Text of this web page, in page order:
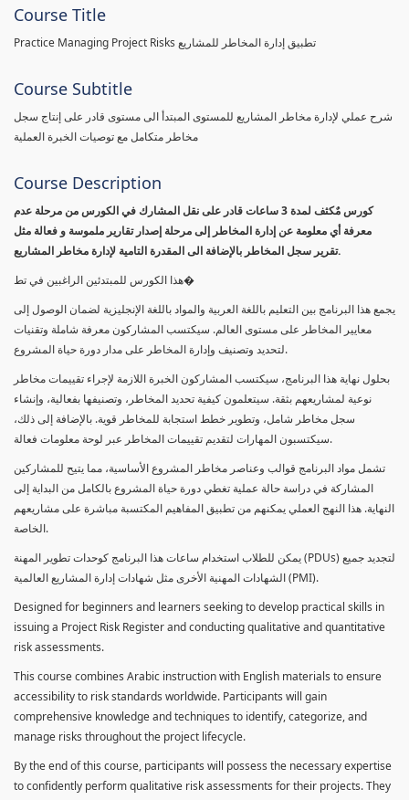
Course Title
Practice Managing Project Risks تطبيق إدارة المخاطر للمشاريع
Course Subtitle
شرح عملي لإدارة مخاطر المشاريع للمستوى المبتدأ الى مستوى قادر على إنتاج سجل
مخاطر متكامل مع توصيات الخبرة العملية
Course Description
كورس مٌكثف لمدة 3 ساعات قادر على نقل المشارك في الكورس من مرحلة عدم
معرفة أي معلومة عن إدارة المخاطر إلى مرحلة إصدار تقارير ملموسة و فعالة مثل
تقرير سجل المخاطر بالإضافة الى المقدرة التامية لإدارة مخاطر المشاريع.
هذا الكورس للمبتدئين الراغبين في تط�
يجمع هذا البرنامج بين التعليم باللغة العربية والمواد باللغة الإنجليزية لضمان الوصول إلى
معايير المخاطر على مستوى العالم. سيكتسب المشاركون معرفة شاملة وتقنيات
لتحديد وتصنيف وإدارة المخاطر على مدار دورة حياة المشروع.
بحلول نهاية هذا البرنامج، سيكتسب المشاركون الخبرة اللازمة لإجراء تقييمات مخاطر
نوعية لمشاريعهم بثقة. سيتعلمون كيفية تحديد المخاطر، وتصنيفها بفعالية، وإنشاء
سجل مخاطر شامل، وتطوير خطط استجابة للمخاطر قوية. بالإضافة إلى ذلك،
سيكتسبون المهارات لتقديم تقييمات المخاطر عبر لوحة معلومات فعالة.
تشمل مواد البرنامج قوالب وعناصر مخاطر المشروع الأساسية، مما يتيح للمشاركين
المشاركة في دراسة حالة عملية تغطي دورة حياة المشروع بالكامل من البداية إلى
النهاية. هذا النهج العملي يمكنهم من تطبيق المفاهيم المكتسبة مباشرة على مشاريعهم
الخاصة.
يمكن للطلاب استخدام ساعات هذا البرنامج كوحدات تطوير المهنة (PDUs) لتجديد جميع
الشهادات المهنية الأخرى مثل شهادات إدارة المشاريع العالمية (PMI).
Designed for beginners and learners seeking to develop practical skills in
issuing a Project Risk Register and conducting qualitative and quantitative
risk assessments.
This course combines Arabic instruction with English materials to ensure
accessibility to risk standards worldwide. Participants will gain
comprehensive knowledge and techniques to identify, categorize, and
manage risks throughout the project lifecycle.
By the end of this course, participants will possess the necessary expertise
to confidently perform qualitative risk assessments for their projects. They